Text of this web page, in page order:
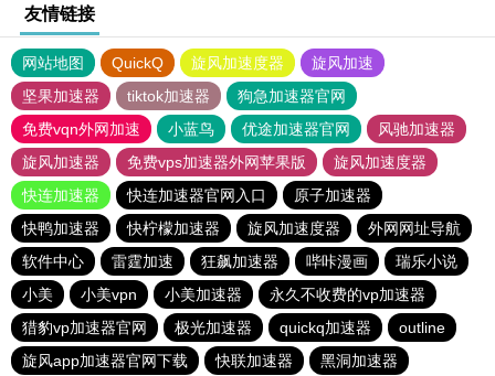
友情链接
网站地图 QuickQ 旋风加速度器
旋风加速
坚果加速器
tiktok加速器
狗急加速器官网
免费vqn外网加速
小蓝鸟 优途加速器官网
风驰加速器
旋风加速器
免费vps加速器外网苹果版
旋风加速度器
快连加速器
快连加速器官网入口
原子加速器
快鸭加速器
快柠檬加速器 旋风加速度器
外网网址导航
软件中心
雷霆加速 狂飙加速器 哔咔漫画
瑞乐小说
小美
小美vpn 小美加速器
永久不收费的vp加速器
猎豹vp加速器官网
极光加速器 quickq加速器
outline
旋风app加速器官网下载
快联加速器 黑洞加速器